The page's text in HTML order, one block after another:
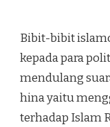
Bibit-bibit
kepada para
mendulang
hina yaitu
terhadap Islam